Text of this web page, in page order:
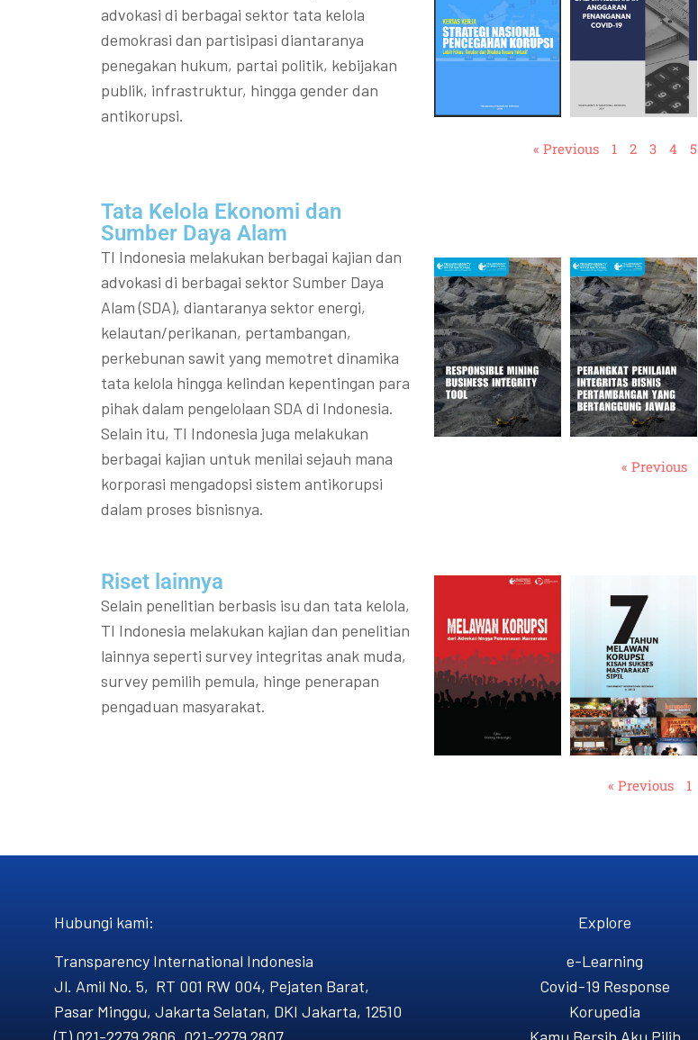
advokasi di berbagai sektor tata kelola
demokrasi dan partisipasi diantaranya
penegakan hukum, partai politik, kebijakan
publik, infrastruktur, hingga gender dan
antikorupsi.
« Previous 1 2 3 4 5
Tata Kelola Ekonomi dan
Sumber Daya Alam
TI Indonesia melakukan berbagai kajian dan
advokasi di berbagai sektor Sumber Daya
Alam (SDA), diantaranya sektor energi,
kelautan/perikanan, pertambangan,
perkebunan sawit yang memotret dinamika
tata kelola hingga kelindan kepentingan para
pihak dalam pengelolaan SDA di Indonesia.
Selain itu, TI Indonesia juga melakukan
berbagai kajian untuk menilai sejauh mana
korporasi mengadopsi sistem antikorupsi
dalam proses bisnisnya.
« Previous
Riset lainnya​​
Selain penelitian berbasis isu dan tata kelola,
TI Indonesia melakukan kajian dan penelitian
lainnya seperti survey integritas anak muda,
survey pemilih pemula, hinge penerapan
pengaduan masyarakat.
« Previous 1
Hubungi kami​:
Transparency International Indonesia
Jl. Amil No. 5, RT 001 RW 004, Pejaten Barat,
Pasar Minggu, Jakarta Selatan, DKI Jakarta, 12510
(T) 021-2279 2806, 021-2279 2807
Explore
e-Learning
Covid-19 Response
Korupedia
Kamu Bersih Aku Pilih